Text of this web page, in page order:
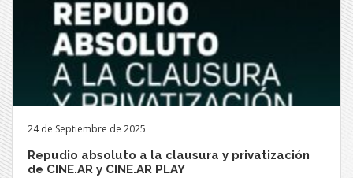
24 de Septiembre de 2025
Repudio absoluto a la clausura y privatización
de CINE.AR y CINE.AR PLAY